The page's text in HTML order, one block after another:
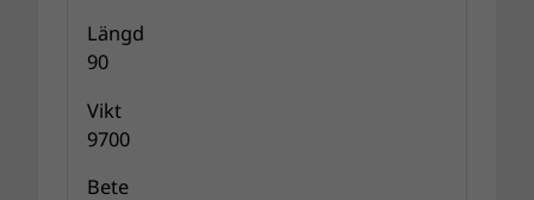
Längd
90
Vikt
9700
Bete